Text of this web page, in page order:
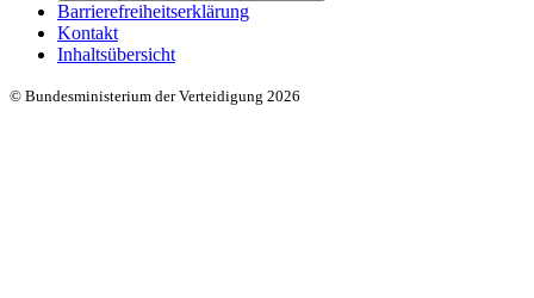
Barrierefreiheitserklärung
Kontakt
Inhaltsübersicht
© Bundesministerium der Verteidigung 2026